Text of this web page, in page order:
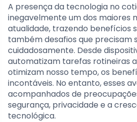
A presença da tecnologia no
inegavelmente um dos maiores
atualidade, trazendo benefícios
também desafios que precisam
cuidadosamente. Desde
automatizam tarefas rotineiras
otimizam nosso tempo, os
incontáveis. No entanto, esses
acompanhados de
segurança, privacidade e a
tecnológica.